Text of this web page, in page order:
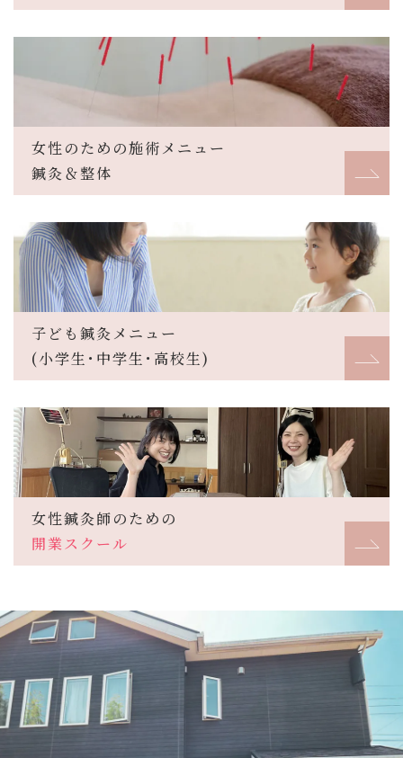
女性のための施術メニュー
鍼灸＆整体
子ども鍼灸メニュー
(小学生･中学生･高校生)
女性鍼灸師のための
開業スクール